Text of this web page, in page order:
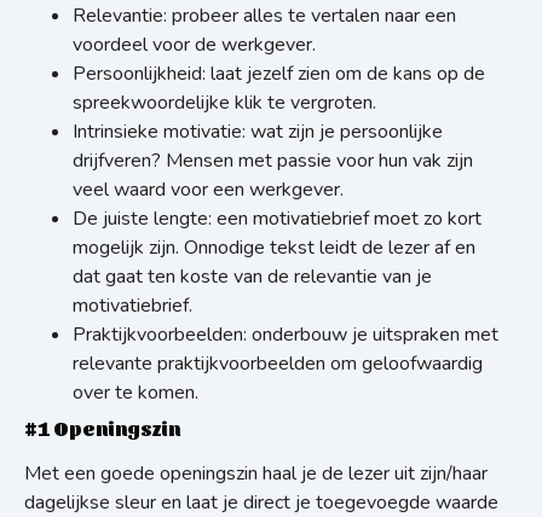
Relevantie: probeer alles te vertalen naar een
voordeel voor de werkgever.
Persoonlijkheid: laat jezelf zien om de kans op de
spreekwoordelijke klik te vergroten.
Intrinsieke motivatie: wat zijn je persoonlijke
drijfveren? Mensen met passie voor hun vak zijn
veel waard voor een werkgever.
De juiste lengte: een motivatiebrief moet zo kort
mogelijk zijn. Onnodige tekst leidt de lezer af en
dat gaat ten koste van de relevantie van je
motivatiebrief.
Praktijkvoorbeelden: onderbouw je uitspraken met
relevante praktijkvoorbeelden om geloofwaardig
over te komen.
#1 Openingszin
Met een goede openingszin haal je de lezer uit zijn/haar
dagelijkse sleur en laat je direct je toegevoegde waarde